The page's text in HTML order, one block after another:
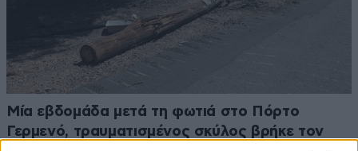
Μία εβδομάδα μετά τη φωτιά στο Πόρτο
Γερμενό, τραυματισμένος σκύλος βρήκε τον